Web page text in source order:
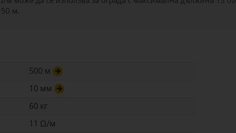
м.
500 м
10 мм
60 кг
11 Ω/м